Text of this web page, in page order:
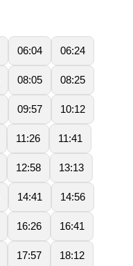
06:04 06:24
08:05 08:25
09:57 10:12
11:26 11:41
12:58 13:13
14:41 14:56
16:26 16:41
17:57 18:12